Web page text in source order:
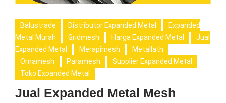
Balustrade Distributor Expanded Metal
Expanded
Metal Murah
Gridmesh Harga Expanded Metal
Jual
Expanded Metal
Merapimesh
Metallath
Ornamesh
Paramesh
Supplier Expanded Metal
Toko Expanded Metal
Jual Expanded Metal Mesh